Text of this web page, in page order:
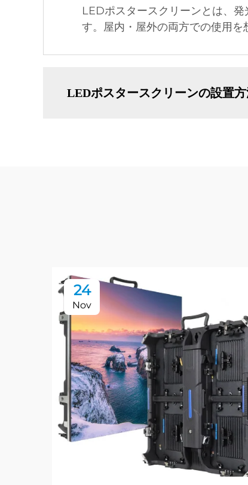
LEDポスタースクリーンとは、
す。屋内・屋外の両方での使用を
LEDポスタースクリーンの設置方
24
Nov